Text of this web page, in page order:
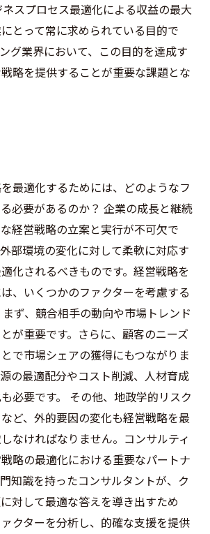
スプロセス最適化による収益の最大
とって常に求められている目的で
グ業界において、この目的を達成す
略を提供することが重要な課題とな
最適化するためには、どのようなフ
必要があるのか？ 企業の成長と継続
経営戦略の立案と実行が不可欠で
部環境の変化に対して柔軟に対応す
化されるべきものです。経営戦略を
、いくつかのファクターを考慮する
ず、競合相手の動向や市場トレンド
が重要です。さらに、顧客のニーズ
で市場シェアの獲得にもつながりま
の最適配分やコスト削減、人材育成
必要です。 その他、地政学的リスク
ど、外的要因の変化も経営戦略を最
なければなりません。コンサルティ
略の最適化における重要なパートナ
知識を持ったコンサルタントが、ク
対して最適な答えを導き出すため
クターを分析し、的確な支援を提供